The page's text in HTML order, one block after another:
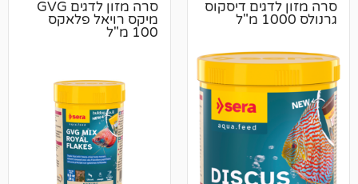
דיסקוס
סרה מזון לדגים GVG
מיקס רויאל פלאקס